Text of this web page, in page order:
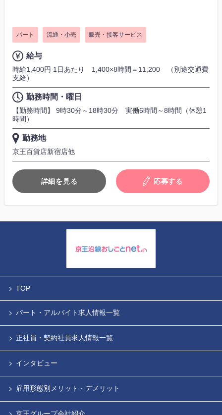
パート 流通・小売 販売・接客サービス
給与
時給1,400円 1日あたり 1,400×8時間＝11,200 （別途交通費
支給）
勤務時間・曜日
【勤務時間】 9時30分～18時30分 実働6時間～8時間（休憩1
時間）
勤務地
京王百貨店新宿店他
詳細を見る 応募する
TOP
パート・アルバイト求人情報一覧
正社員・契約社員求人情報一覧
インタビュー
雇用形態別メリット・デメリット
京王グループ会社紹介